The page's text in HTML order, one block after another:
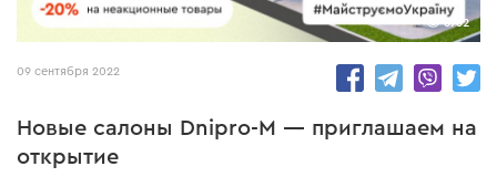
6762
09 сентября 2022
Новые салоны Dnipro-M — приглашаем на
открытие